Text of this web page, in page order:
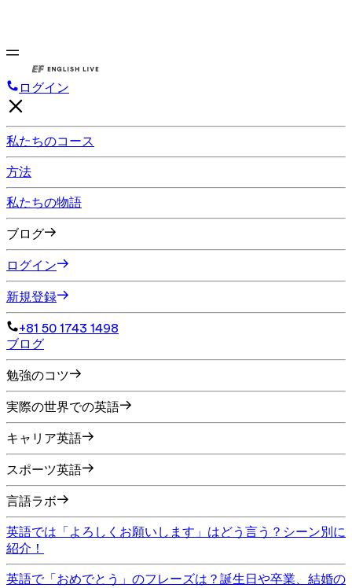
ログイン
私たちのコース
方法
私たちの物語
ブログ
ログイン
新規登録
+81 50 1743 1498
ブログ
勉強のコツ
実際の世界での英語
キャリア英語
スポーツ英語
言語ラボ
英語では「よろしくお願いします」はどう言う？シーン別に
紹介！
英語で「おめでとう」のフレーズは？誕生日や卒業、結婚の